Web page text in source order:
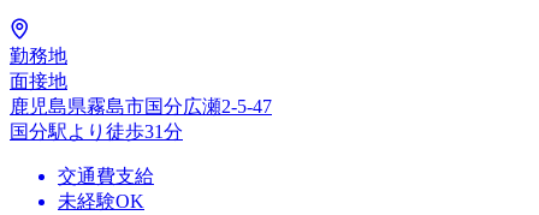
勤務地
面接地
鹿児島県霧島市国分広瀬2-5-47
国分駅より徒歩31分
交通費支給
未経験OK